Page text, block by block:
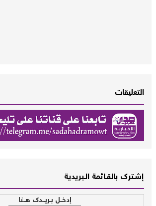
التعليقات
إشــترك بالقـــائمة الــبريدية
إدخــل بـريــدك هــنا